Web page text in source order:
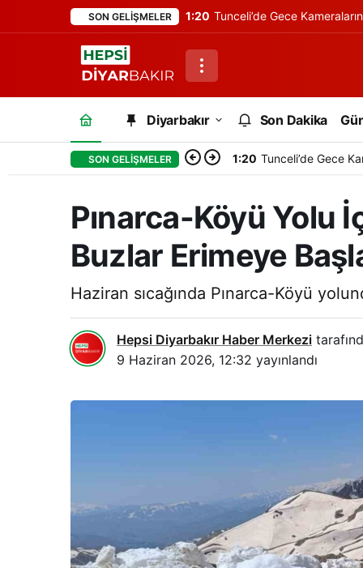
SON GELIŞMELER 1:20 Tunceli’de Gece
Diyarbakır Son Dakika
SON GELIŞMELER 1:20 Tunceli’de Gece
Pınarca-Köyü Yolu
Buzlar Erimeye
Haziran sıcağında Pınarca-Köyü
Hepsi Diyarbakır Haber Merkezi
9 Haziran 2026, 12:32 yayınlandı